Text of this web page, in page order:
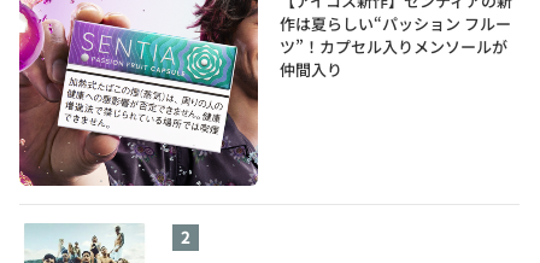
作は夏らしい“パッション フルー
ツ”！カプセル入りメンソールが
仲間入り